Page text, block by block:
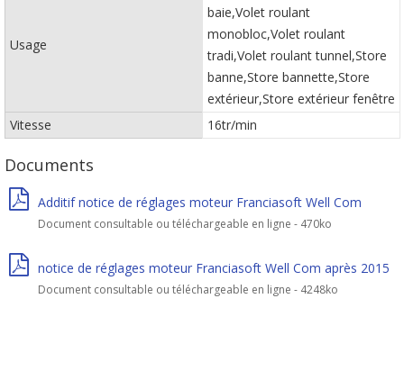
Usage
baie,Volet roulant
monobloc,Volet roulant
tradi,Volet roulant tunnel,Store
banne,Store bannette,Store
extérieur,Store extérieur fenêtre
Vitesse
16tr/min
Documents
Additif notice de réglages moteur Franciasoft Well Com
Document consultable ou téléchargeable en ligne - 470ko
notice de réglages moteur Franciasoft Well Com après 2015
Document consultable ou téléchargeable en ligne - 4248ko